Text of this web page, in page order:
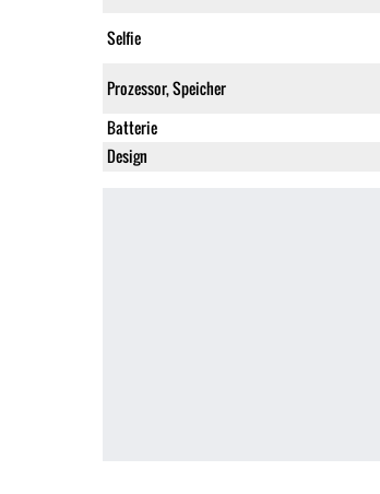
Selfie
Prozessor, Speicher
Batterie
Design